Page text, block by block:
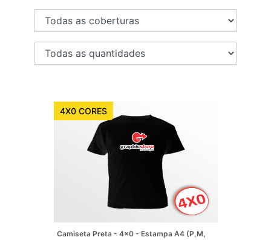
4X0 CORES
Camiseta Preta - 4x0 - Estampa A4 (P,M,